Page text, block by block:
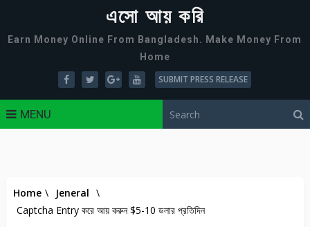
এসো আয় করি
Earn Money Online From Bangladesh. Make Money From
Home
SUBMIT PRESS RELEASE
MENU
Home \ Jeneral \
Captcha Entry করে আয় করুন $5-10 ডলার প্রতিদিন